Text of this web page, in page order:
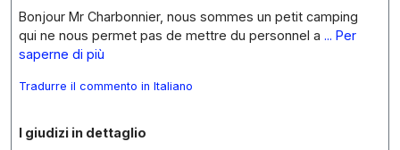
Bonjour Mr Charbonnier, nous sommes un petit camping
qui ne nous permet pas de mettre du personnel a ... Per
saperne di più
Tradurre il commento in Italiano
I giudizi in dettaglio